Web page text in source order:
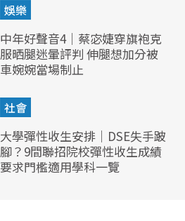
娛樂
中年好聲音4｜蔡宓婕穿旗袍克
服晒腿迷暈評判 伸腿想加分被
車婉婉當場制止
社會
大學彈性收生安排｜DSE失手跛
腳？9間聯招院校彈性收生成績
要求門檻適用學科一覽